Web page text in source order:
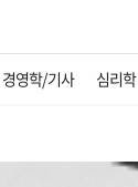
경영학/기사 심리학